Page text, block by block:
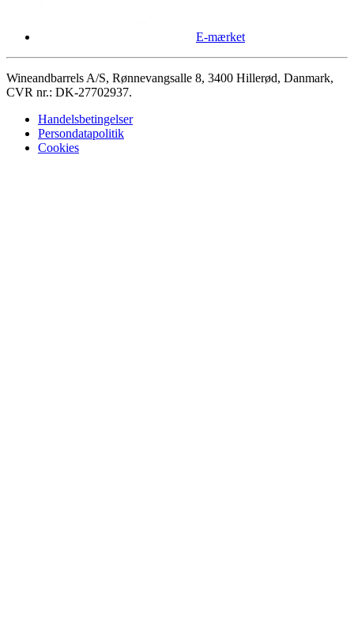
E-mærket
Wineandbarrels A/S, Rønnevangsalle 8, 3400 Hillerød, Danmark,
CVR nr.: DK-27702937.
Handelsbetingelser
Persondatapolitik
Cookies